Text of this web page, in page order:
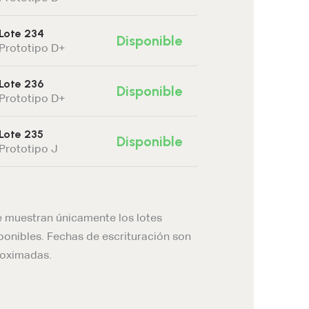
Lote 234
Prototipo D+
Disponible
Lote 236
Prototipo D+
Disponible
Lote 235
Prototipo J
Disponible
muestran únicamente los lotes
Fechas de escrituración son